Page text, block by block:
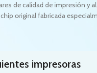
de calidad de impresión y
original fabricada
impresoras